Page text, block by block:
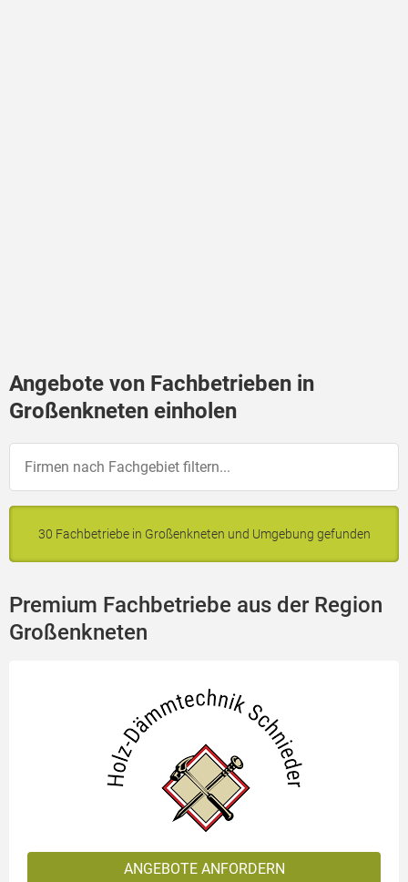
Angebote von Fachbetrieben in
Großenkneten einholen
30 Fachbetriebe in Großenkneten und Umgebung gefunden
Premium Fachbetriebe aus der Region
Großenkneten
ANGEBOTE ANFORDERN